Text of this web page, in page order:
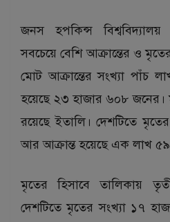
জনস হপকিন্স
সবচেয়ে বেশি আক্রান্তের ও মৃতের
মোট আক্রান্তের সংখ্যা পাঁচ
হয়েছে ২৩ হাজার ৬০৮ জনের।
রয়েছে ইতালি। দেশটিতে
আর আক্রান্ত হয়েছে এক লাখ
মৃতের হিসাবে তালিকায়
দেশটিতে মৃতের সংখ্যা ১৭